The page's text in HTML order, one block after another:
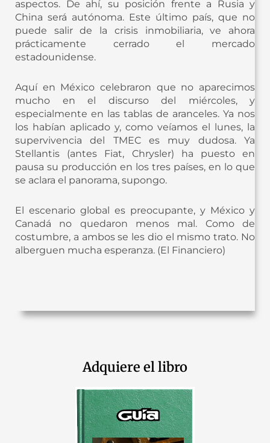
aspectos. De ahí, su posición frente a Rusia y
China será autónoma. Este último país, que no
puede salir de la crisis inmobiliaria, ve ahora
prácticamente cerrado el mercado
estadounidense.
Aquí en México celebraron que no aparecimos
mucho en el discurso del miércoles, y
especialmente en las tablas de aranceles. Ya nos
los habían aplicado y, como veíamos el lunes, la
supervivencia del TMEC es muy dudosa. Ya
Stellantis (antes Fiat, Chrysler) ha puesto en
pausa su producción en los tres países, en lo que
se aclara el panorama, supongo.
El escenario global es preocupante, y México y
Canadá no quedaron menos mal. Como de
costumbre, a ambos se les dio el mismo trato. No
alberguen mucha esperanza. (El Financiero)
Adquiere el libro